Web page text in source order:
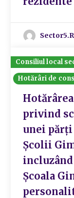
Consiliul local
Hotărâri de
Hotărârea
privind
unei părți
Școlii
Școala